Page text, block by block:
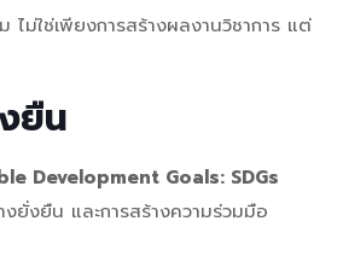
ไม่ใช่เพียงการสร้างผลงานวิชาการ แต่
ยืน
Development Goals: SDGs
ยั่งยืน และการสร้างความร่วมมือ